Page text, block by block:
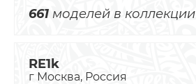
661 моделей в коллекции
RE1k
г Москва, Россия